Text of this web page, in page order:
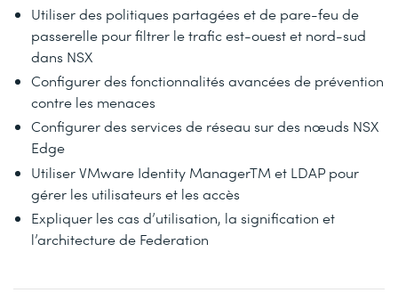
Utiliser des politiques partagées et de pare-feu de
passerelle pour filtrer le trafic est-ouest et nord-sud
dans NSX
Configurer des fonctionnalités avancées de prévention
contre les menaces
Configurer des services de réseau sur des nœuds NSX
Edge
Utiliser VMware Identity ManagerTM et LDAP pour
gérer les utilisateurs et les accès
Expliquer les cas d’utilisation, la signification et
l’architecture de Federation